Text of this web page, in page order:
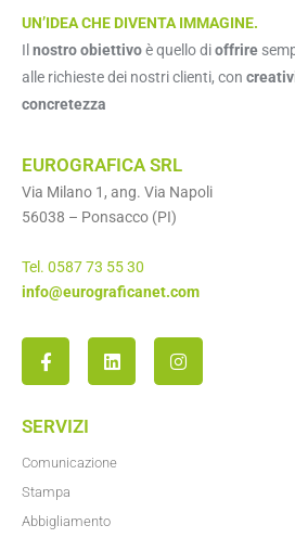
UN’IDEA CHE DIVENTA IMMAGINE.
Il nostro obiettivoè quello dioffrire
alle richieste dei nostri clienti, con
concretezza
EUROGRAFICA SRL
Via Milano 1, ang. Via Napoli
56038 – Ponsacco (PI)
Tel. 0587 73 55 30
info@eurograficanet.com
SERVIZI
Comunicazione
Stampa
Abbigliamento